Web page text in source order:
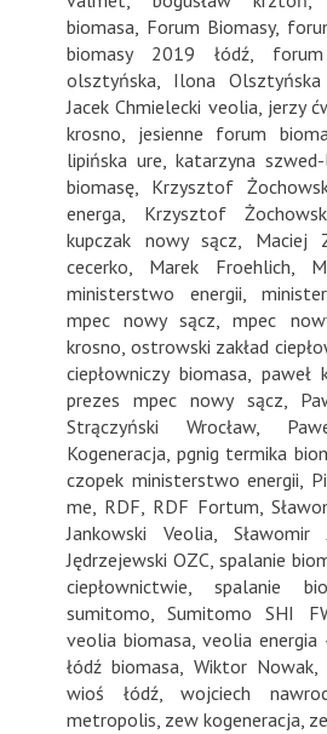
biomasa, Forum Biomasy,
biomasy 2019 łódź,
olsztyńska, Ilona
Jacek Chmielecki veolia, jerzy
krosno, jesienne forum
lipińska ure, katarzyna
biomasę, Krzysztof
energa, Krzysztof
kupczak nowy sącz, Maciej
cecerko, Marek Froehlich,
ministerstwo energii,
mpec nowy sącz,mpec
krosno, ostrowski zakład
ciepłowniczy biomasa, paweł
prezes mpec nowy sącz,
Strączyński Wrocław,
Kogeneracja, pgnig termika
czopek ministerstwo energii,
me, RDF, RDF Fortum,
Jankowski Veolia, Sławomir
Jędrzejewski OZC, spalanie
ciepłownictwie, spalanie
sumitomo,Sumitomo SHI
veolia biomasa,veolia energia
łódź biomasa, Wiktor Nowak,
wioś łódź,wojciech
metropolis, zew kogeneracja,